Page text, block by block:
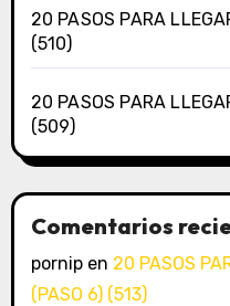
20 PASOS PARA
(510)
20 PASOS PARA
(509)
Comentarios
pornipen 20 PASOS
(PASO 6) (513)